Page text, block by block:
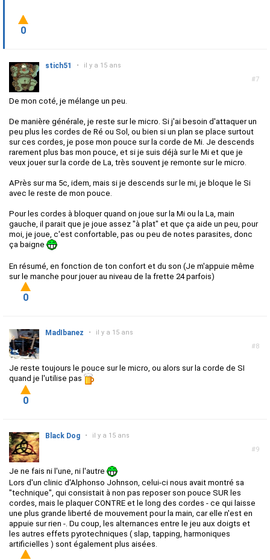
0
#7
stich51 • il y a 15 ans
De mon coté, je mélange un peu.
De manière générale, je reste sur le micro. Si j'ai besoin d'attaquer un
peu plus les cordes de Ré ou Sol, ou bien si un plan se place surtout
sur ces cordes, je pose mon pouce sur la corde de Mi. Je descends
rarement plus bas mon pouce, et si je suis déjà sur le Mi et que je
veux jouer sur la corde de La, très souvent je remonte sur le micro.
APrès sur ma 5c, idem, mais si je descends sur le mi, je bloque le Si
avec le reste de mon pouce.
Pour les cordes à bloquer quand on joue sur la Mi ou la La, main
gauche, il parait que je joue assez "à plat" et que ça aide un peu, pour
moi, je joue, c'est confortable, pas ou peu de notes parasites, donc
ça baigne
En résumé, en fonction de ton confort et du son (Je m'appuie même
sur le manche pour jouer au niveau de la frette 24 parfois)
0
#8
MadIbanez • il y a 15 ans
Je reste toujours le pouce sur le micro, ou alors sur la corde de SI
quand je l'utilise pas
0
#9
Black Dog • il y a 15 ans
Je ne fais ni l'une, ni l'autre
Lors d'un clinic d'Alphonso Johnson, celui-ci nous avait montré sa
"technique", qui consistait à non pas reposer son pouce SUR les
cordes, mais le plaquer CONTRE et le long des cordes - ce qui laisse
une plus grande liberté de mouvement pour la main, car elle n'est en
appuie sur rien -. Du coup, les alternances entre le jeu aux doigts et
les autres effets pyrotechniques ( slap, tapping, harmoniques
artificielles ) sont également plus aisées.